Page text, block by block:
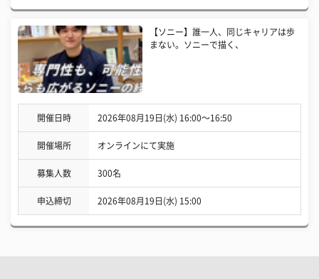
【ソニー】誰一人、同じキャリアは歩
まない。ソニーで描く、
開催日時 2026年08月19日(水) 16:00〜16:50
開催場所 オンラインにて実施
募集人数 300名
申込締切 2026年08月19日(水) 15:00